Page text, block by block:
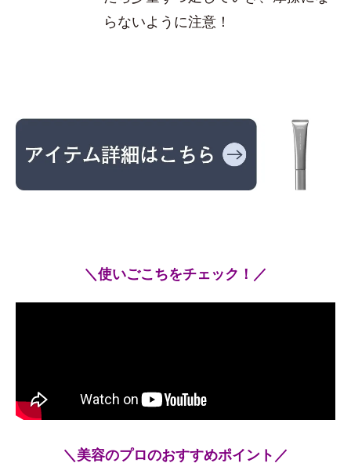
らないように注意！
＼使いごこちをチェック！／
＼美容のプロのおすすめポイント／